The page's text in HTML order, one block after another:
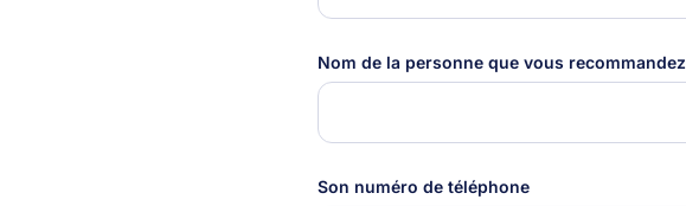
Nom de la personne que vous recommandez
Son numéro de téléphone